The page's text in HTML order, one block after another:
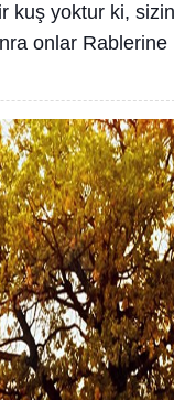
kuş yoktur ki, sizin
onlar Rablerine